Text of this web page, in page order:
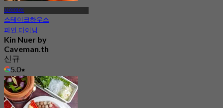
사이마이
스테이크하우스
파인 다이닝
Kin Nuer by
Caveman.th
신규
5.0
에서฿ 1,516.66